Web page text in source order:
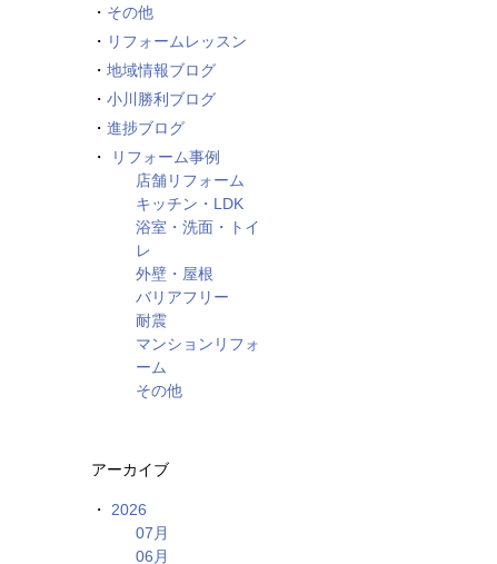
その他
リフォームレッスン
地域情報ブログ
小川勝利ブログ
進捗ブログ
リフォーム事例
店舗リフォーム
キッチン・LDK
浴室・洗面・トイ
レ
外壁・屋根
バリアフリー
耐震
マンションリフォ
ーム
その他
アーカイブ
2026
07月
06月